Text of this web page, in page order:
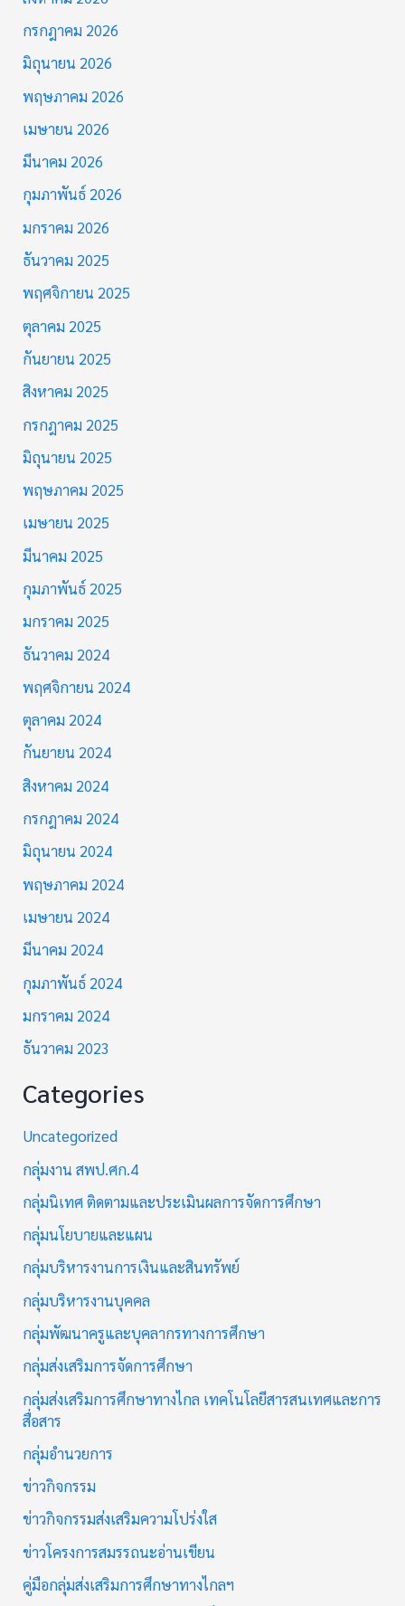
กรกฎาคม 2026
มิถุนายน 2026
พฤษภาคม 2026
เมษายน 2026
มีนาคม 2026
กุมภาพันธ์ 2026
มกราคม 2026
ธันวาคม 2025
พฤศจิกายน 2025
ตุลาคม 2025
กันยายน 2025
สิงหาคม 2025
กรกฎาคม 2025
มิถุนายน 2025
พฤษภาคม 2025
เมษายน 2025
มีนาคม 2025
กุมภาพันธ์ 2025
มกราคม 2025
ธันวาคม 2024
พฤศจิกายน 2024
ตุลาคม 2024
กันยายน 2024
สิงหาคม 2024
กรกฎาคม 2024
มิถุนายน 2024
พฤษภาคม 2024
เมษายน 2024
มีนาคม 2024
กุมภาพันธ์ 2024
มกราคม 2024
ธันวาคม 2023
Categories
Uncategorized
กลุ่มงาน สพป.ศก.4
กลุ่มนิเทศ ติดตามและประเมินผลการจัดการศึกษา
กลุ่มนโยบายและแผน
กลุ่มบริหารงานการเงินและสินทรัพย์
กลุ่มบริหารงานบุคคล
กลุ่มพัฒนาครูและบุคลากรทางการศึกษา
กลุ่มส่งเสริมการจัดการศึกษา
กลุ่มส่งเสริมการศึกษาทางไกล เทคโนโลยีสารสนเทศและการ
สื่อสาร
กลุ่มอำนวยการ
ข่าวกิจกรรม
ข่าวกิจกรรมส่งเสริมความโปร่งใส
ข่าวโครงการสมรรถนะอ่านเขียน
คู่มือกลุ่มส่งเสริมการศึกษาทางไกลฯ